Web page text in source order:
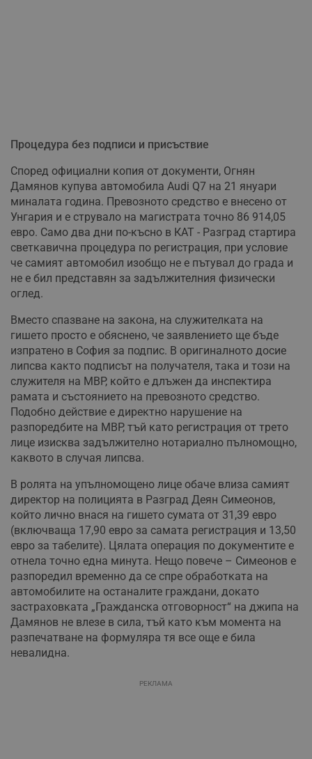
Процедура без подписи и присъствие
Според официални копия от документи, Огнян
Дамянов купува автомобила Audi Q7 на 21 януари
миналата година. Превозното средство е внесено от
Унгария и е струвало на магистрата точно 86 914,05
евро. Само два дни по-късно в КАТ - Разград стартира
светкавична процедура по регистрация, при условие
че самият автомобил изобщо не е пътувал до града и
не е бил представян за задължителния физически
оглед.
Вместо спазване на закона, на служителката на
гишето просто е обяснено, че заявлението ще бъде
изпратено в София за подпис. В оригиналното досие
липсва както подписът на получателя, така и този на
служителя на МВР, който е длъжен да инспектира
рамата и състоянието на превозното средство.
Подобно действие е директно нарушение на
разпоредбите на МВР, тъй като регистрация от трето
лице изисква задължително нотариално пълномощно,
каквото в случая липсва.
В ролята на упълномощено лице обаче влиза самият
директор на полицията в Разград Деян Симеонов,
който лично внася на гишето сумата от 31,39 евро
(включваща 17,90 евро за самата регистрация и 13,50
евро за табелите). Цялата операция по документите е
отнела точно една минута. Нещо повече – Симеонов е
разпоредил временно да се спре обработката на
автомобилите на останалите граждани, докато
застраховката „Гражданска отговорност“ на джипа на
Дамянов не влезе в сила, тъй като към момента на
разпечатване на формуляра тя все още е била
невалидна.
РЕКЛАМА